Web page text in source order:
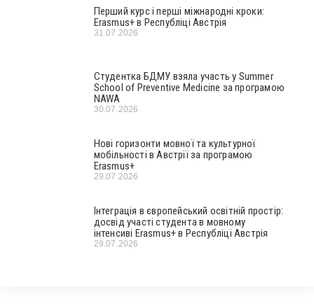
Перший курс і перші міжнародні кроки:
Erasmus+ в Республіці Австрія
31.07.2026
Студентка БДМУ взяла участь у Summer
School of Preventive Medicine за програмою
NAWA
30.07.2026
Нові горизонти мовної та культурної
мобільності в Австрії за програмою
Erasmus+
29.07.2026
Інтеграція в європейський освітній простір:
досвід участі студента в мовному
інтенсиві Erasmus+ в Республіці Австрія
29.07.2026